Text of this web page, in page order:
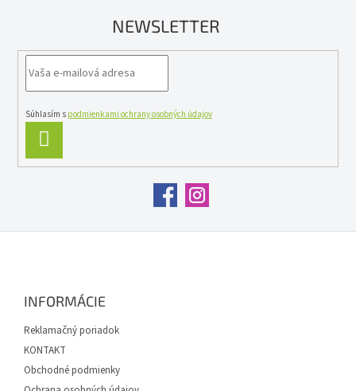
NEWSLETTER
Súhlasím s podmienkami ochrany osobných údajov
SA
INFORMÁCIE
Reklamačný poriadok
KONTAKT
Obchodné podmienky